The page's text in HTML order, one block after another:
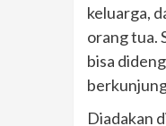
keluarga,
orang tua.
bisa
Diadakan